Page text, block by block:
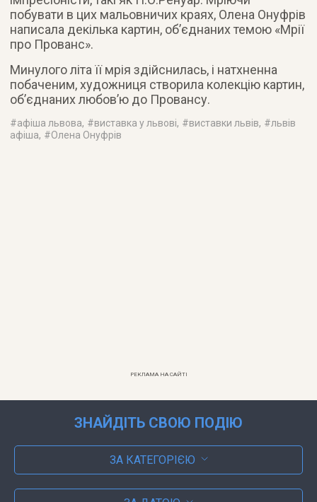
побувати в цих мальовничих краях, Олена Онуфрів
написала декілька картин, об’єднаних темою «Мрії
про Прованс».
Минулого літа її мрія здійснилась, і натхненна
побаченим, художниця створила колекцію картин,
об’єднаних любов’ю до Провансу.
#афіша львова, #виставка у львові, #виставки львів, #львів
афіша, #Олена Онуфрів
РЕКЛАМА НА САЙТІ
ЗНАЙДІТЬ СВОЮ ПОДІЮ
ЗА КАТЕГОРІЄЮ